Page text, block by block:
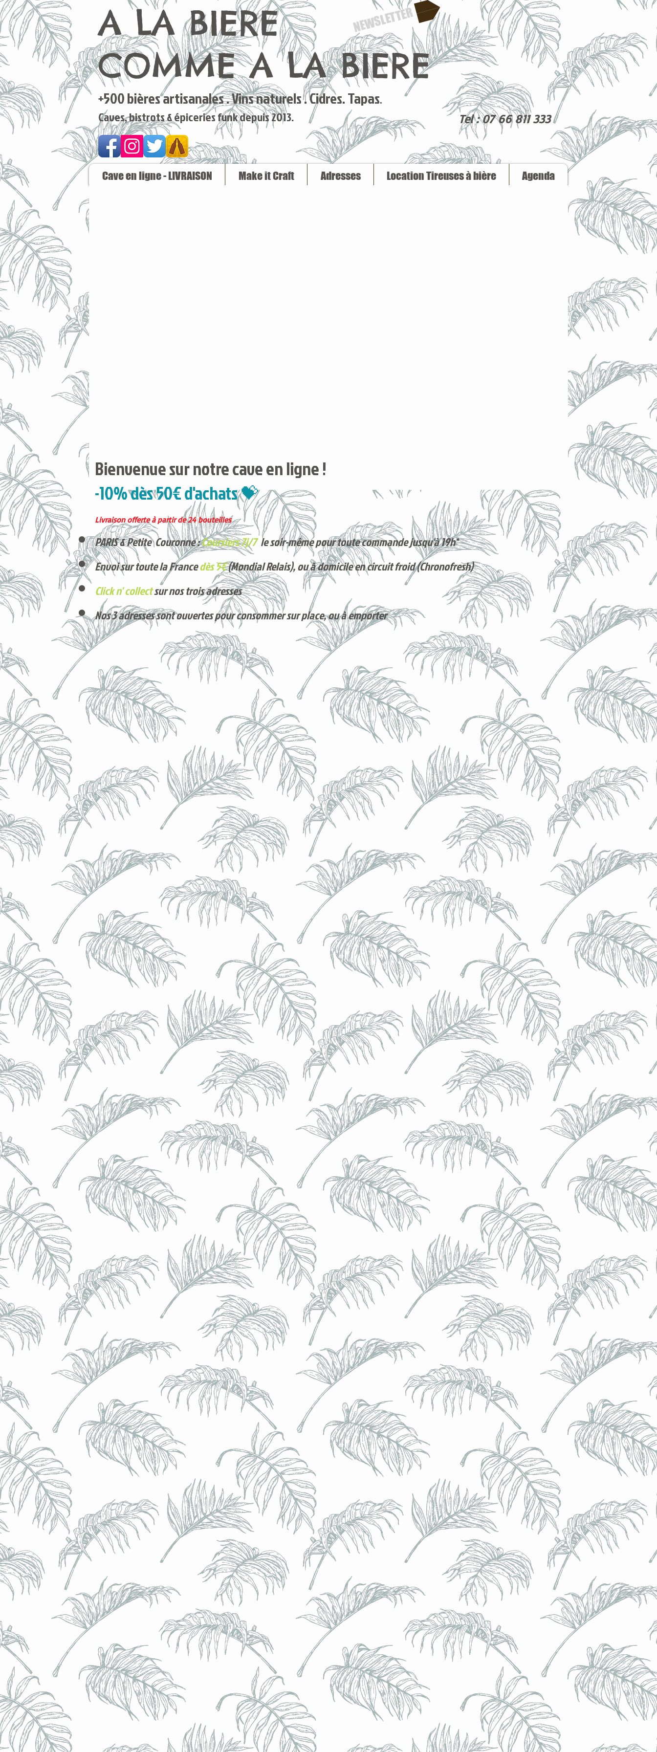
+500 bières artisanales . Vins naturels . Cidres. Tapas.
Caves, bistrots & épiceries funk depuis 2013.
A LA BIERE
COMME A LA BIERE
NEWSLETTER
Tel : 07 66 811 333
Cave en ligne - LIVRAISON Make it Craft Adresses Location Tireuses à bière Agenda
Bienvenue sur notre cave en ligne !
-10% dès 50€ d'achats 💝
Livraison offerte à partir de 24 bouteilles
PARIS & Petite Couronne :Coursiers 7j/7le soir-même pour toute commande jusqu'à 19h*
Envoi sur toute la Francedès 5€(Mondial Relais), ou à domicile en circuit froid (Chronofresh)
Click n' collectsur nos trois adresses
Nos 3 adresses sont ouvertes pour consommer sur place, ou à emporter
Voici nos derniers arrivages !
Produits phares
BRULO (UK) - King For A Day NEIPA - (Sans Alcool) - 0,5% - Canette 33cl
BRULO (UK) - King For A Day NEIPA - (Sans Alcool) - 0,5% - Canette 33cl
Achat immédiat